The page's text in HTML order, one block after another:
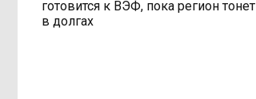
готовится к ВЭФ, пока регион тонет
в долгах